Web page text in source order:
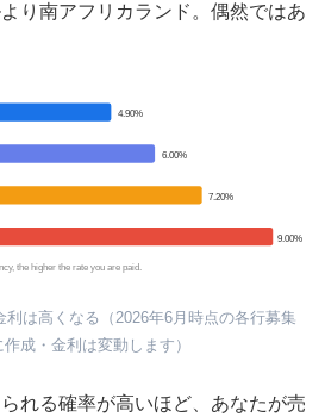
り南アフリカランド。偶然ではあ
4.90%
6.00%
7.20%
9.00%
the higher the rate you are paid.
は高くなる（2026年6月時点の各行募集
成・金利は変動します）
れる確率が高いほど、あなたが売